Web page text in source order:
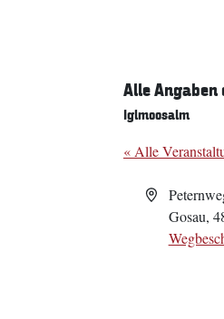
Alle Angaben
Iglmoosalm
« Alle
Adresse
Gosau,